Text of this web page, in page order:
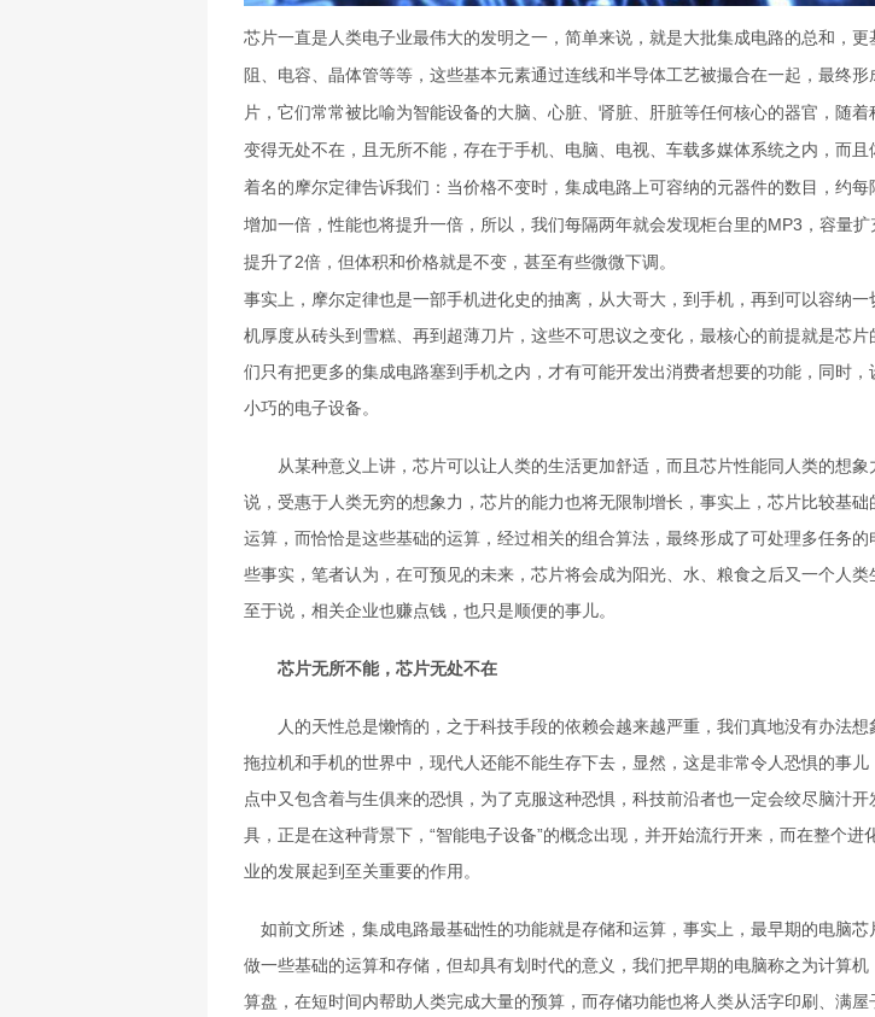
芯片一直是人类电子业最伟大的发明之一，简单来说，就是大批集成电路的总和，更
阻、电容、晶体管等等，这些基本元素通过连线和半导体工艺被撮合在一起，最终形
片，它们常常被比喻为智能设备的大脑、心脏、肾脏、肝脏等任何核心的器官，随
变得无处不在，且无所不能，存在于手机、电脑、电视、车载多媒体系统之内，而且
着名的摩尔定律告诉我们：当价格不变时，集成电路上可容纳的元器件的数目，约
增加一倍，性能也将提升一倍，所以，我们每隔两年就会发现柜台里的MP3，容量
提升了2倍，但体积和价格就是不变，甚至有些微微下调。
事实上，摩尔定律也是一部手机进化史的抽离，从大哥大，到手机，再到可以容纳一
机厚度从砖头到雪糕、再到超薄刀片，这些不可思议之变化，最核心的前提就是芯片
们只有把更多的集成电路塞到手机之内，才有可能开发出消费者想要的功能，同时，
小巧的电子设备。
从某种意义上讲，芯片可以让人类的生活更加舒适，而且芯片性能同人类的想象
说，受惠于人类无穷的想象力，芯片的能力也将无限制增长，事实上，芯片比较基础
运算，而恰恰是这些基础的运算，经过相关的组合算法，最终形成了可处理多任务的
些事实，笔者认为，在可预见的未来，芯片将会成为阳光、水、粮食之后又一个人类
至于说，相关企业也赚点钱，也只是顺便的事儿。
芯片无所不能，芯片无处不在
人的天性总是懒惰的，之于科技手段的依赖会越来越严重，我们真地没有办法想
拖拉机和手机的世界中，现代人还能不能生存下去，显然，这是非常令人恐惧的事儿
点中又包含着与生俱来的恐惧，为了克服这种恐惧，科技前沿者也一定会绞尽脑汁开
具，正是在这种背景下，“智能电子设备”的概念出现，并开始流行开来，而在整个进
业的发展起到至关重要的作用。
如前文所述，集成电路最基础性的功能就是存储和运算，事实上，最早期的电脑芯
做一些基础的运算和存储，但却具有划时代的意义，我们把早期的电脑称之为计算机
算盘，在短时间内帮助人类完成大量的预算，而存储功能也将人类从活字印刷、满屋